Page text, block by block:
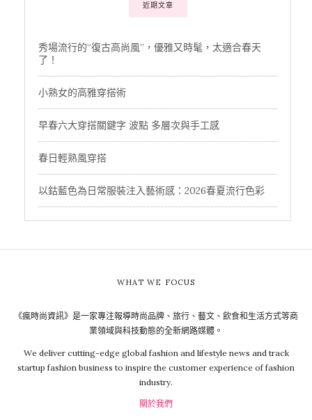
近期文章
秀場流行的“復古高尚風”，優雅又時髦，太適合春天
了！
小熟女的高雅穿搭術
早春六大穿搭關鍵字 波點 多層次與手工感
春日輕熟風穿搭
以鈷藍色為日常服裝注入藝術感：2026春夏流行色彩
WHAT WE FOCUS
《瘋時尚資訊》是一家專注報導時尚品牌、旅行、藝文、飲食和生活方式等商
業領域與科技動態的全新網路媒體。
We deliver cutting-edge global fashion and lifestyle news and track
startup fashion business to inspire the customer experience of fashion
industry.
關於我們